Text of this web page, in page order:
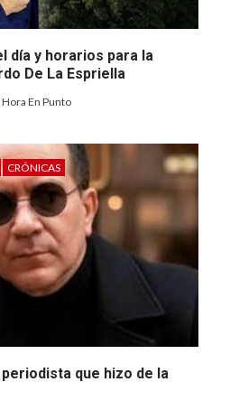
día y horarios para la
De La Espriella
Hora En Punto
CRÓNICAS
que hizo de la